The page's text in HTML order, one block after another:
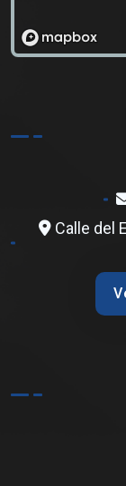
Calle del